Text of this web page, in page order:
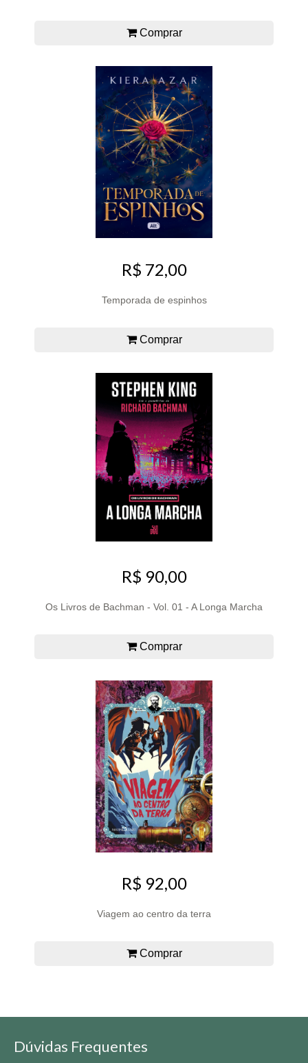
Comprar
R$ 72,00
Temporada de espinhos
Comprar
R$ 90,00
Os Livros de Bachman - Vol. 01 - A Longa Marcha
Comprar
R$ 92,00
Viagem ao centro da terra
Comprar
Dúvidas Frequentes